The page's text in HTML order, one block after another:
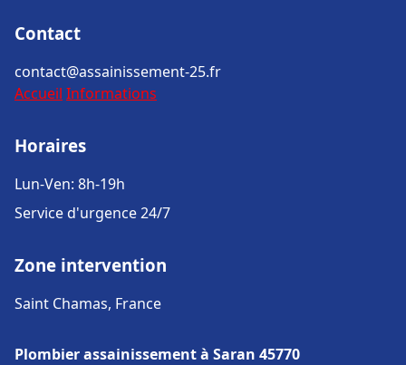
Contact
contact@assainissement-25.fr
Accueil Informations
Horaires
Lun-Ven: 8h-19h
Service d'urgence 24/7
Zone intervention
Saint Chamas, France
Plombier assainissement à Saran 45770